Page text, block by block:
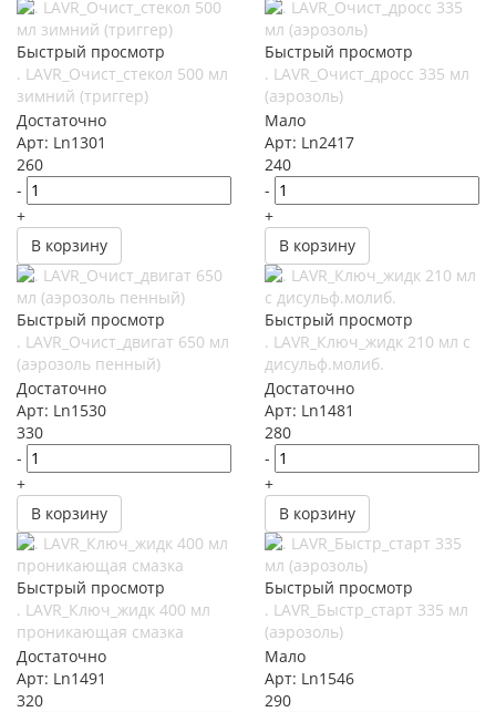
Быстрый просмотр
. LAVR_Очист_стекол 500 мл
зимний (триггер)
Достаточно
Арт: Ln1301
260
-
+
В корзину
Быстрый просмотр
. LAVR_Очист_дросс 335 мл
(аэрозоль)
Мало
Арт: Ln2417
240
-
+
В корзину
Быстрый просмотр
. LAVR_Очист_двигат 650 мл
(аэрозоль пенный)
Достаточно
Арт: Ln1530
330
-
+
В корзину
Быстрый просмотр
. LAVR_Ключ_жидк 210 мл с
дисульф.молиб.
Достаточно
Арт: Ln1481
280
-
+
В корзину
Быстрый просмотр
. LAVR_Ключ_жидк 400 мл
проникающая смазка
Достаточно
Арт: Ln1491
320
Быстрый просмотр
. LAVR_Быстр_старт 335 мл
(аэрозоль)
Мало
Арт: Ln1546
290